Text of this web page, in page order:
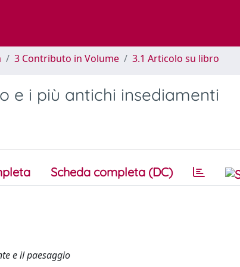
3 Contributo in Volume 3.1 Articolo su libro
e i più antichi insediamenti
Scheda completa (DC)
e il paesaggio